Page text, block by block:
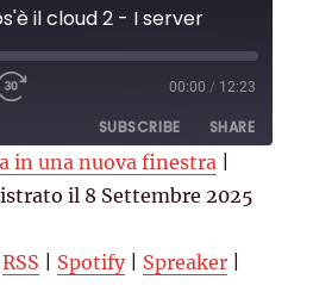
il cloud 2 - I server
00:00 / 12:23
SUBSCRIBE SHARE
RSS
iTunes
in una nuova finestra
il 8 Settembre 2025
RSS Spotify| Spreaker